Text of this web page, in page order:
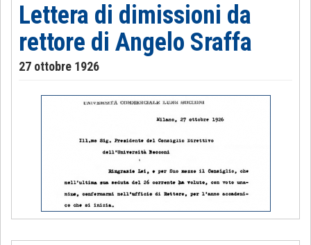
Lettera di dimissioni da
rettore di Angelo Sraffa
27 ottobre 1926